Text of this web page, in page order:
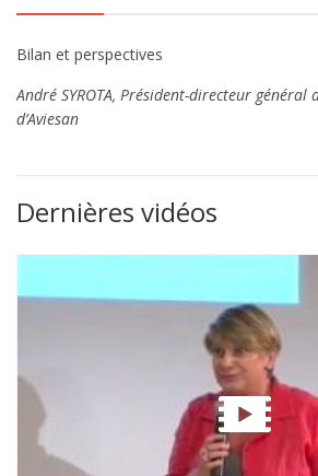
Bilan et perspectives
André SYROTA, Président-directeur général
d’Aviesan
Dernières vidéos